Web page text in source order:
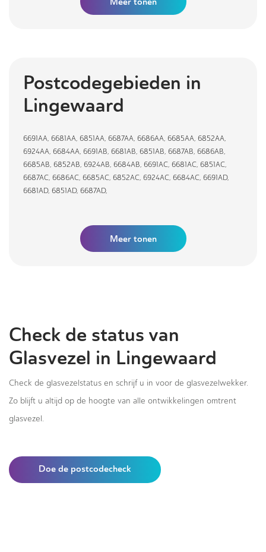
Postcodegebieden in
Lingewaard
6691AA, 6681AA, 6851AA, 6687AA, 6686AA, 6685AA, 6852AA,
6924AA, 6684AA, 6691AB, 6681AB, 6851AB, 6687AB, 6686AB,
6685AB, 6852AB, 6924AB, 6684AB, 6691AC, 6681AC, 6851AC,
6687AC, 6686AC, 6685AC, 6852AC, 6924AC, 6684AC, 6691AD,
6681AD, 6851AD, 6687AD,
Meer tonen
Check de status van
Glasvezel in Lingewaard
Check de glasvezelstatus en schrijf u in voor de glasvezelwekker.
Zo blijft u altijd op de hoogte van alle ontwikkelingen omtrent
glasvezel.
Doe de postcodecheck